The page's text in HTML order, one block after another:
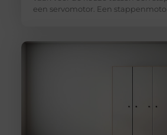
een servomotor. Een